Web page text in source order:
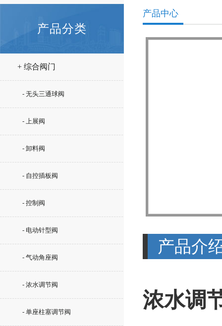
产品分类
+ 综合阀门
- 无头三通球阀
- 上展阀
- 卸料阀
- 自控插板阀
- 控制阀
- 电动针型阀
- 气动角座阀
- 浓水调节阀
- 单座柱塞调节阀
产品中心
产品介
浓水调